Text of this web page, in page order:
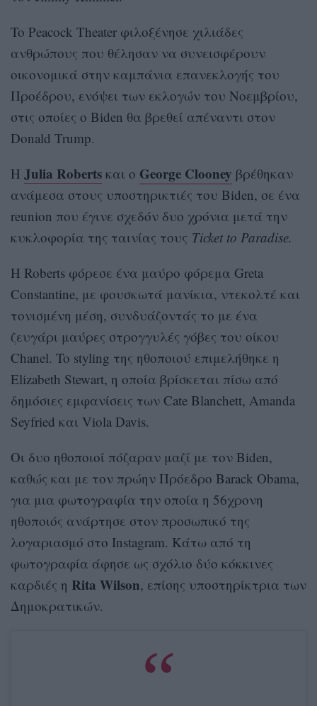
To Peacock Theater φιλοξένησε χιλιάδες
ανθρώπους που θέλησαν να συνεισφέρουν
οικονομικά στην καμπάνια επανεκλογής του
Προέδρου, ενόψει των εκλογών του Νοεμβρίου,
στις οποίες ο Biden θα βρεθεί απέναντι στον
Donald Trump.
Η Julia Roberts και ο George Clooney βρέθηκαν
ανάμεσα στους υποστηρικτιές του Biden, σε ένα
reunion που έγινε σχεδόν δυο χρόνια μετά την
κυκλοφορία της ταινίας τους Ticket to Paradise.
Η Roberts φόρεσε ένα μαύρο φόρεμα Greta
Constantine, με φουσκωτά μανίκια, ντεκολτέ και
τονισμένη μέση, συνδυάζοντάς το με ένα
ζευγάρι μαύρες στρογγυλές γόβες του οίκου
Chanel. To styling της ηθοποιού επιμελήθηκε η
Elizabeth Stewart, η οποία βρίσκεται πίσω από
δημόσιες εμφανίσεις των Cate Blanchett, Amanda
Seyfried και Viola Davis.
Οι δυο ηθοποιοί πόζαραν μαζί με τον Biden,
καθώς και με τον πρώην Πρόεδρο Barack Obama,
για μια φωτογραφία την οποία η 56χρονη
ηθοποιός ανάρτησε στον προσωπικό της
λογαριασμό στο Instagram. Κάτω από τη
φωτογραφία άφησε ως σχόλιο δύο κόκκινες
καρδιές η Rita Wilson, επίσης υποστηρίκτρια των
Δημοκρατικών.